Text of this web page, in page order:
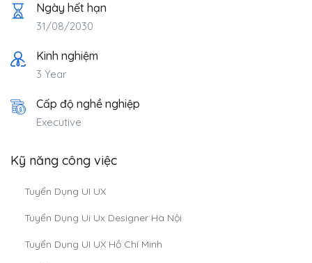
Ngày hết hạn
31/08/2030
Kinh nghiệm
3 Year
Cấp độ nghề nghiệp
Executive
Kỹ năng công việc
Tuyển Dụng UI UX
Tuyển Dụng Ui Ux Designer Hà Nội
Tuyển Dụng UI UX Hồ Chí Minh